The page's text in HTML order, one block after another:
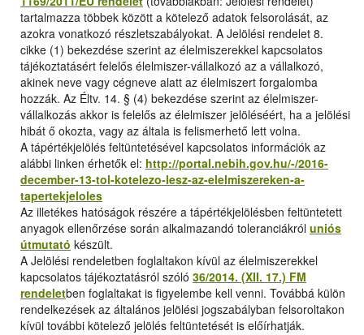
tartalmazza többek között a kötelező adatok felsorolását, az
azokra vonatkozó részletszabályokat. A Jelölési rendelet 8.
cikke (1) bekezdése szerint az élelmiszerekkel kapcsolatos
tájékoztatásért felelős élelmiszer-vállalkozó az a vállalkozó,
akinek neve vagy cégneve alatt az élelmiszert forgalomba
hozzák. Az Éltv. 14. § (4) bekezdése szerint az élelmiszer-
vállalkozás akkor is felelős az élelmiszer jelöléséért, ha a jelölési
hibát ő okozta, vagy az általa is felismerhető lett volna.
A tápértékjelölés feltüntetésével kapcsolatos információk az
alábbi linken érhetők el: http://portal.nebih.gov.hu/-/2016-
december-13-tol-kotelezo-lesz-az-elelmiszereken-a-
tapertekjeloles
Az illetékes hatóságok részére a tápértékjelölésben feltüntetett
anyagok ellenőrzése során alkalmazandó toleranciákról uniós
útmutató készült.
A Jelölési rendeletben foglaltakon kívül az élelmiszerekkel
kapcsolatos tájékoztatásról szóló 36/2014. (XII. 17.) FM
rendeletben foglaltakat is figyelembe kell venni. Továbbá külön
rendelkezések az általános jelölési jogszabályban felsoroltakon
kívül további kötelező jelölés feltüntetését is előírhatják.